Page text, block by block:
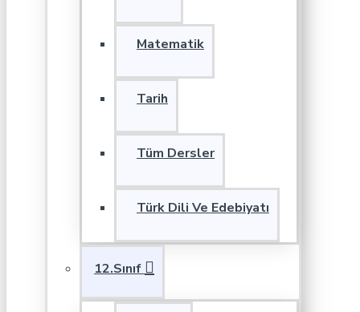
Matematik
Tarih
Tüm Dersler
Türk Dili Ve Edebiyatı
12.Sınıf